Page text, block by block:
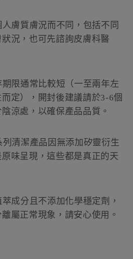
膚質膚況而不同，包括不同
況，也可先諮詢皮膚科醫
限通常比較短（一至兩年左
定），開封後建議請於3-6個
涼處，以確保產品品質。
列清潔產品因無添加矽靈衍生
味呈現，這些都是真正的天
成分且不添加化學穩定劑，
屬正常現象，請安心使用。